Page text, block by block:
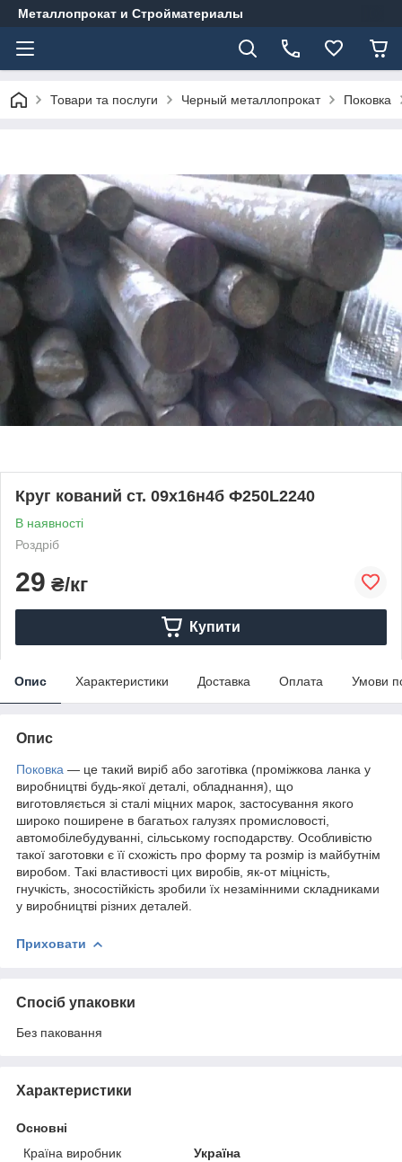
Металлопрокат и Стройматериалы
Товари та послуги Черный металлопрокат Поковка
Круг кований ст. 09х16н4б Ф250L2240
В наявності
Роздріб
29 ₴/кг
Купити
Опис Характеристики Доставка Оплата Умови
Опис
Поковка — це такий виріб або заготівка (проміжкова ланка у
виробництві будь-якої деталі, обладнання), що
виготовляється зі сталі міцних марок, застосування якого
широко поширене в багатьох галузях промисловості,
автомобілебудуванні, сільському господарству. Особливістю
такої заготовки є її схожість про форму та розмір із майбутнім
виробом. Такі властивості цих виробів, як-от міцність,
гнучкість, зносостійкість зробили їх незамінними складниками
у виробництві різних деталей.
Приховати
Спосіб упаковки
Без паковання
Характеристики
Основні
Країна виробник
Україна